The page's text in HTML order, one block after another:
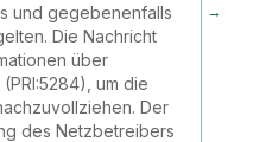
und gegebenenfalls
Die Nachricht
über
um die
Der
des Netzbetreibers
→